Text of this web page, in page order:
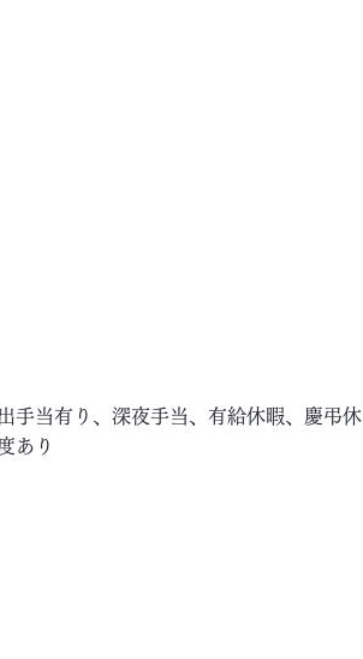
手当有り、深夜手当、有給休暇、慶弔休
あり